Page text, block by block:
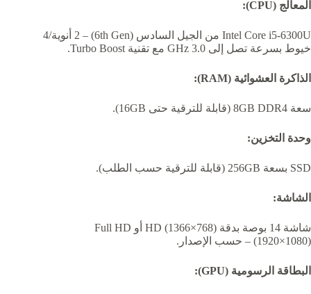
المعالج (CPU):
Intel Core i5-6300U من الجيل السادس (6th Gen) – 2 أنوية/4
خيوط بسرعة تصل إلى 3.0 GHz مع تقنية Turbo Boost.
الذاكرة العشوائية (RAM):
سعة 8GB DDR4 (قابلة للترقية حتى 16GB).
وحدة التخزين:
SSD بسعة 256GB (قابلة للترقية حسب الطلب).
الشاشة:
شاشة 14 بوصة بدقة HD (1366×768) أو Full HD
(1920×1080) – حسب الإصدار.
البطاقة الرسومية (GPU):